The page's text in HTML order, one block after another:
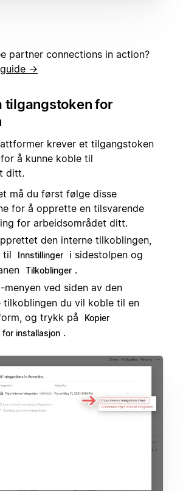
partner connections in action?
→
tilgangstoken for
krever et tilgangstoken
å kunne koble til
ditt.
må du først følge disse
for å opprette en tilsvarende
for arbeidsområdet ditt.
den interne tilkoblingen,
til
Innstillinger
i sidestolpen og
Tilkoblinger .
-menyen ved siden av den
tilkoblingen du vil koble til en
og trykk på
Kopier
installasjon .